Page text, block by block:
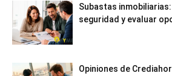
Subastas
seguridad y evaluar
Opiniones de